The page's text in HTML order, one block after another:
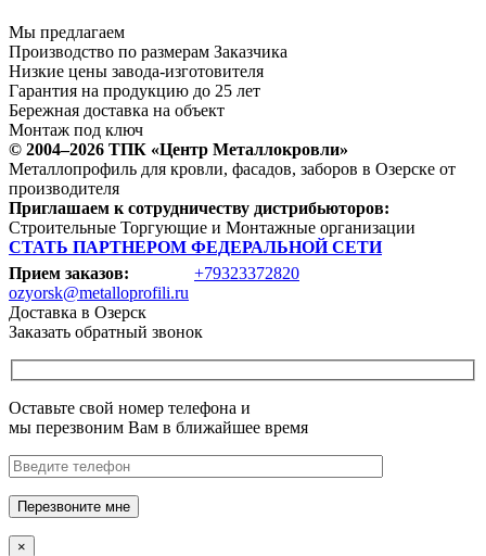
Мы предлагаем
Производство по размерам Заказчика
Низкие цены завода-изготовителя
Гарантия на продукцию до 25 лет
Бережная доставка на объект
Монтаж под ключ
© 2004–2026 ТПК «Центр Металлокровли»
Металлопрофиль для кровли, фасадов, заборов в Озерске от
производителя
Приглашаем к сотрудничеству дистрибьюторов:
Строительные Торгующие и Монтажные организации
СТАТЬ ПАРТНЕРОМ ФЕДЕРАЛЬНОЙ СЕТИ
Прием заказов:
+79323372820
ozyorsk@metalloprofili.ru
Доставка в Озерск
Заказать обратный звонок
Оставьте свой номер телефона и
мы перезвоним Вам в ближайшее время
Перезвоните мне
×